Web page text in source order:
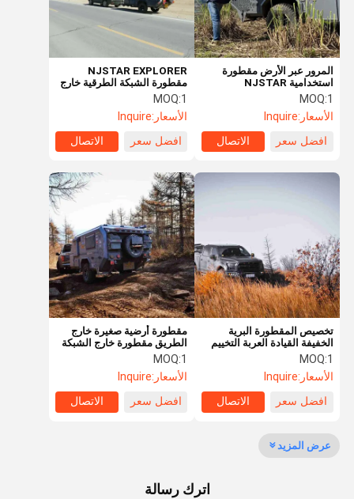
منزل المنتجات أشرطة فيديو حول بنا
جولة في
المعمل
ضبط الجودة اتصل بنا طلب اقتباس
صالة عرض
المرور عبر الأرض مقطورة
استخدامية NJSTAR
الطريق خفيفة الوزن
MOQ:1
الأسعار:Inquire
افضل سعر
الاتصال
NJSTAR EXPLORER
مقطورة الشبكة الطرقية خارج
الطريق
MOQ:1
الأسعار:Inquire
افضل سعر
الاتصال
تخصيص المقطورة البرية
الخفيفة القيادة العربة التخييم
خارج الشبكة المقطورة البرية
MOQ:1
الأسعار:Inquire
افضل سعر
الاتصال
مقطورة أرضية صغيرة خارج
الطريق مقطورة خارج الشبكة
MOQ:1
الأسعار:Inquire
افضل سعر
الاتصال
عرض المزيد
اترك رسالة